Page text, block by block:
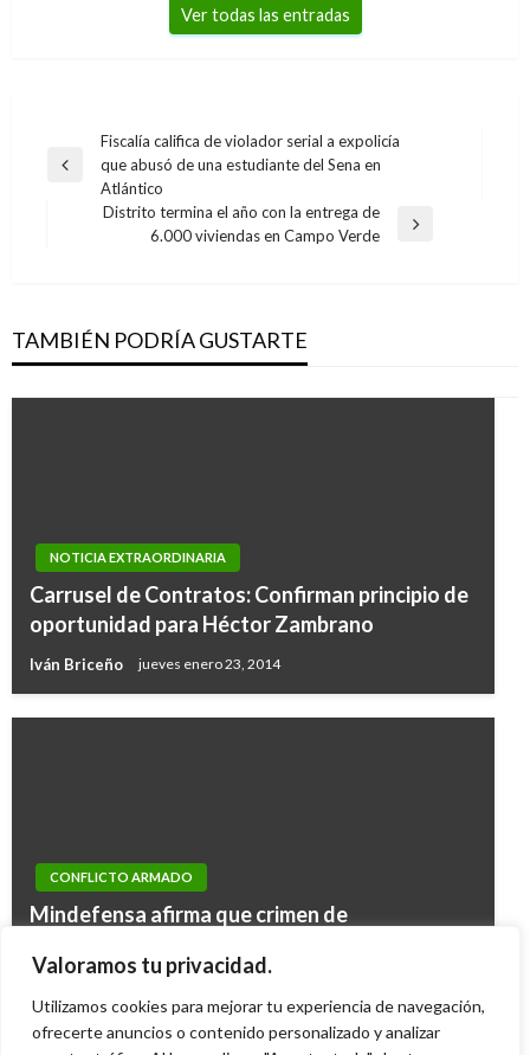
Valoramos tu privacidad.
Utilizamos cookies para mejorar tu experiencia de navegación,
ofrecerte anuncios o contenido personalizado y analizar
Ver todas las entradas
Navegación
de
entradas
Entrada
anterior
Fiscalía califica de violador serial a expolicía
que abusó de una estudiante del Sena en
Atlántico
Distrito termina el año con la entrega de
6.000 viviendas en Campo Verde
TAMBIÉN PODRÍA GUSTARTE
NOTICIA EXTRAORDINARIA
Carrusel de Contratos: Confirman principio de
oportunidad para Héctor Zambrano
Iván Briceño jueves enero 23, 2014
CONFLICTO ARMADO
Mindefensa afirma que crimen de
COVID-19
Científico británico descarta efectos
Unido ha aplicado 11 millones de dosis
Ariel Cabrera martes marzo 16, 2021
NOTICIA EXTRAORDINARIA
Por caso Odebrecht inspeccionan oficinas de
Manuel Reyes Beltran martes octubre 24, 2017